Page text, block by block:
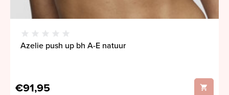
Azelie push up bh A-E natuur
€91,95